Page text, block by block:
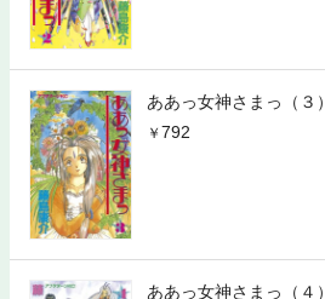
ああっ女神さまっ（３）
792
ああっ女神さまっ（４）